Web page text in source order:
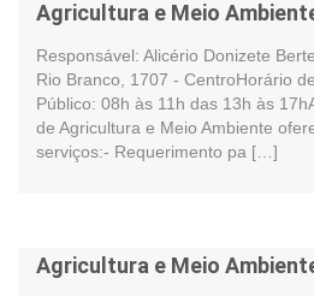
Agricultura e Meio
Responsável: Alicério Donizete
Rio Branco, 1707 - CentroHorário
Público: 08h às 11h das 13h às
de Agricultura e Meio Ambiente
serviços:- Requerimento pa […]
Agricultura e Meio